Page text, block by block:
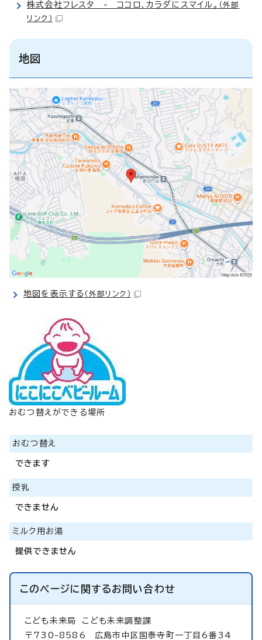
株式会社フレスタ - ココロ、カラダにスマイル。 （外部
リンク）
地図
地図を表示する （外部リンク）
おむつ替えができる場所
おむつ替え
できます
授乳
できません
ミルク用お湯
提供できません
このページに関するお問い合わせ
こども未来局 こども未来調整課
〒730-8586 広島市中区国泰寺町一丁目6番34